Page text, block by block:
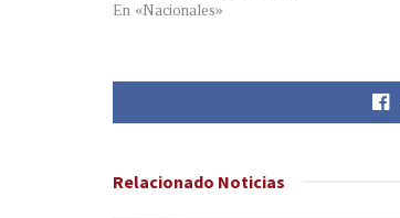
En «Nacionales»
Relacionado Noticias